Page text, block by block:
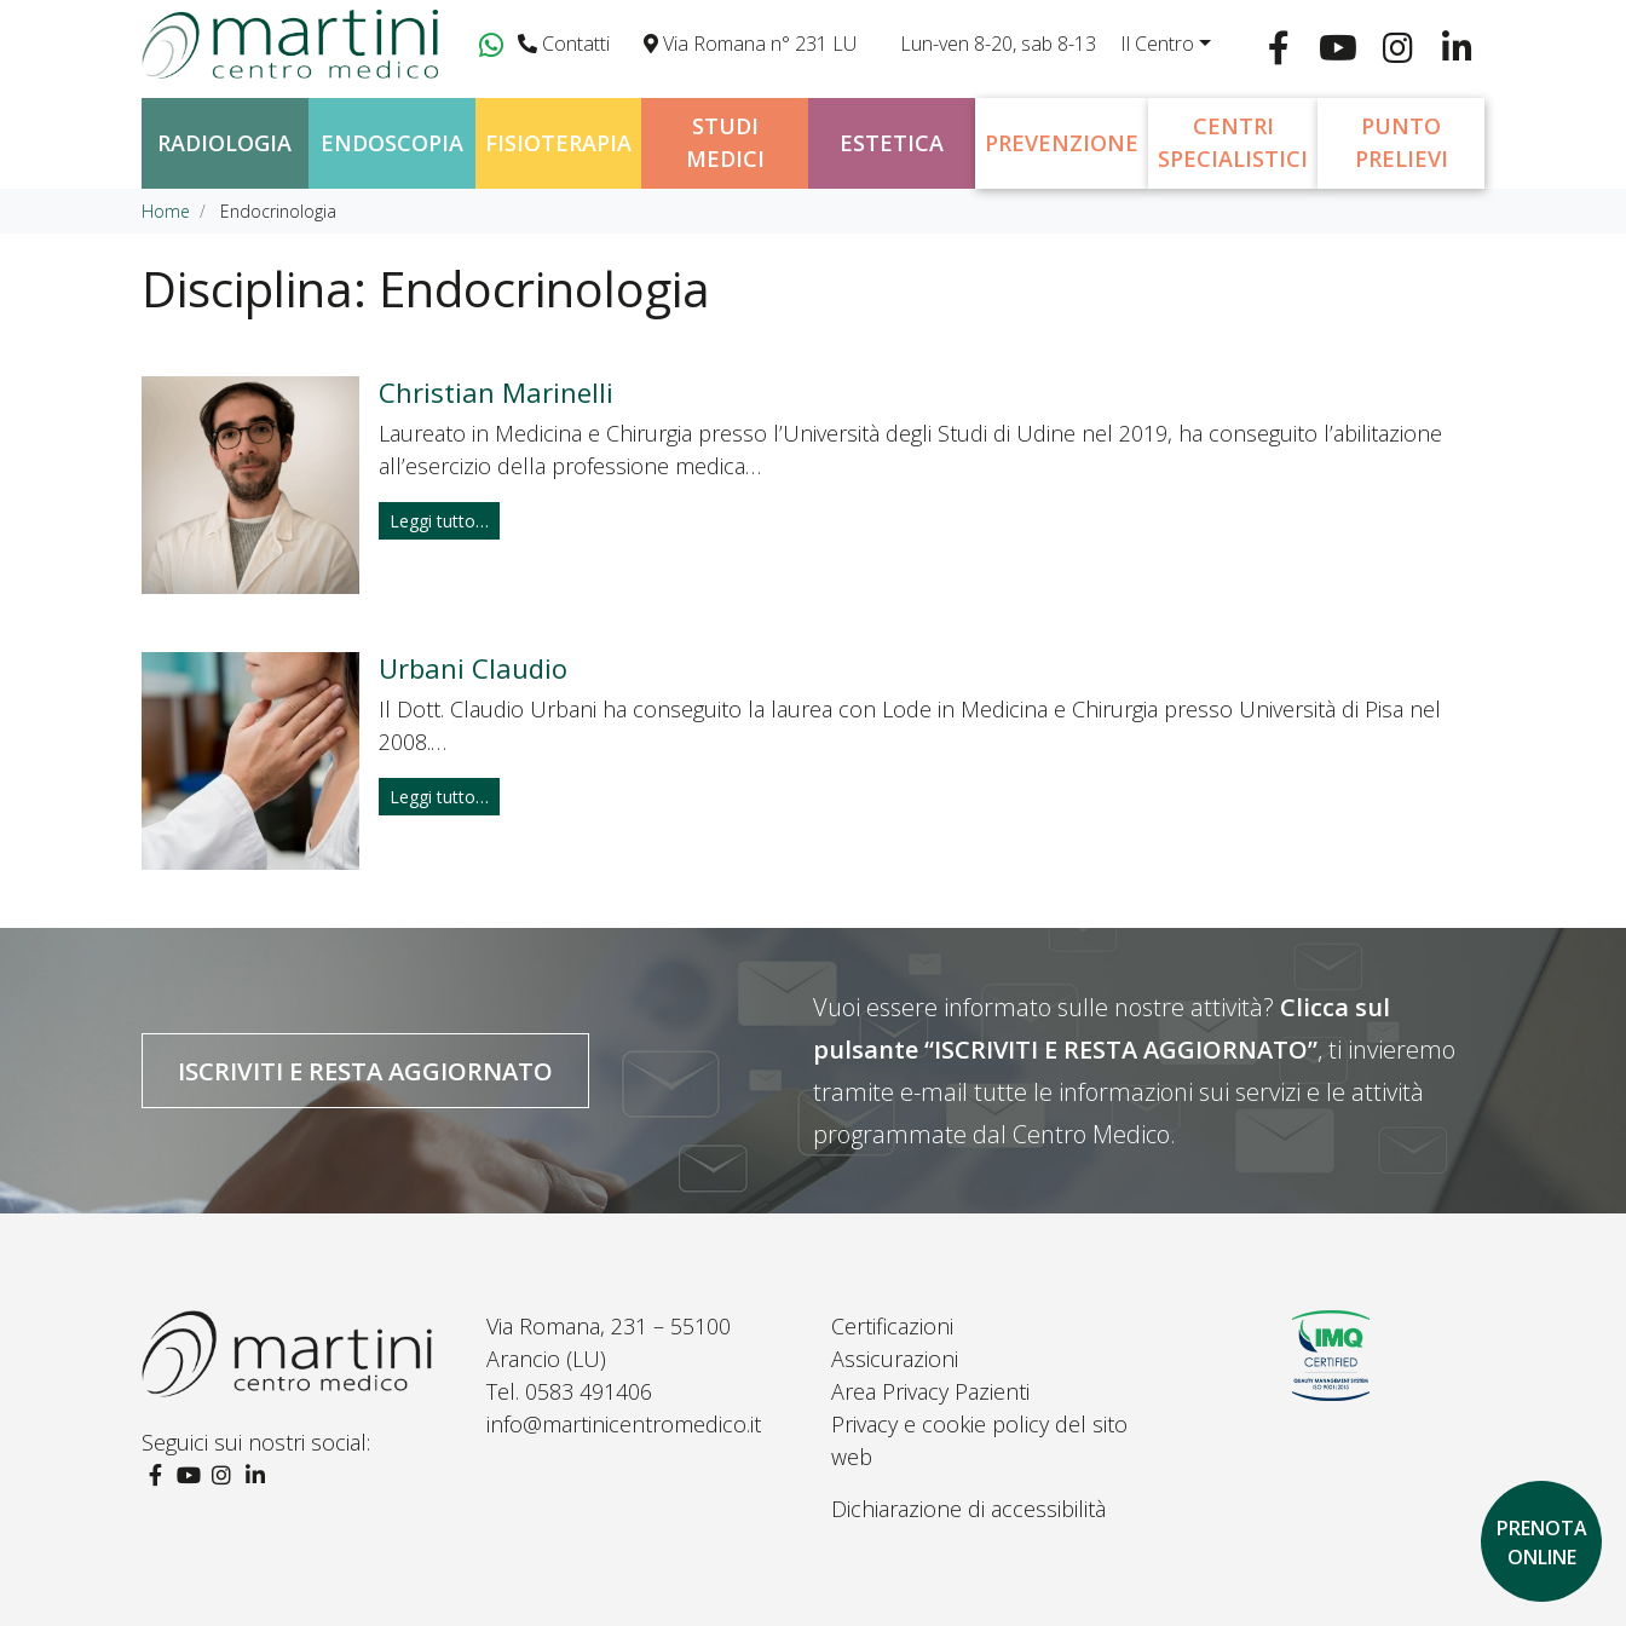
Vai al contenuto
Contatti Via Romana n° 231 LU Lun-ven 8-20, sab 8-13 Il Centro
RADIOLOGIA ENDOSCOPIA FISIOTERAPIA
STUDI
MEDICI
ESTETICA PREVENZIONE
CENTRI
SPECIALISTICI
PUNTO
PRELIEVI
Home Endocrinologia
Disciplina: Endocrinologia
Christian Marinelli
Laureato in Medicina e Chirurgia presso l’Università degli Studi di Udine nel 2019, ha conseguito l’abilitazione
all’esercizio della professione medica…
Leggi tutto…
Urbani Claudio
Il Dott. Claudio Urbani ha conseguito la laurea con Lode in Medicina e Chirurgia presso Università di Pisa nel
2008.…
Leggi tutto…
ISCRIVITI E RESTA AGGIORNATO
Vuoi essere informato sulle nostre attività? Clicca sul
pulsante “ISCRIVITI E RESTA AGGIORNATO”, ti invieremo
tramite e-mail tutte le informazioni sui servizi e le attività
programmate dal Centro Medico.
Seguici sui nostri social:
Via Romana, 231 – 55100
Arancio (LU)
Tel. 0583 491406
info@martinicentromedico.it
Certificazioni
Assicurazioni
Area Privacy Pazienti
Privacy e cookie policy del sito
web
Dichiarazione di accessibilità
PRENOTA
ONLINE